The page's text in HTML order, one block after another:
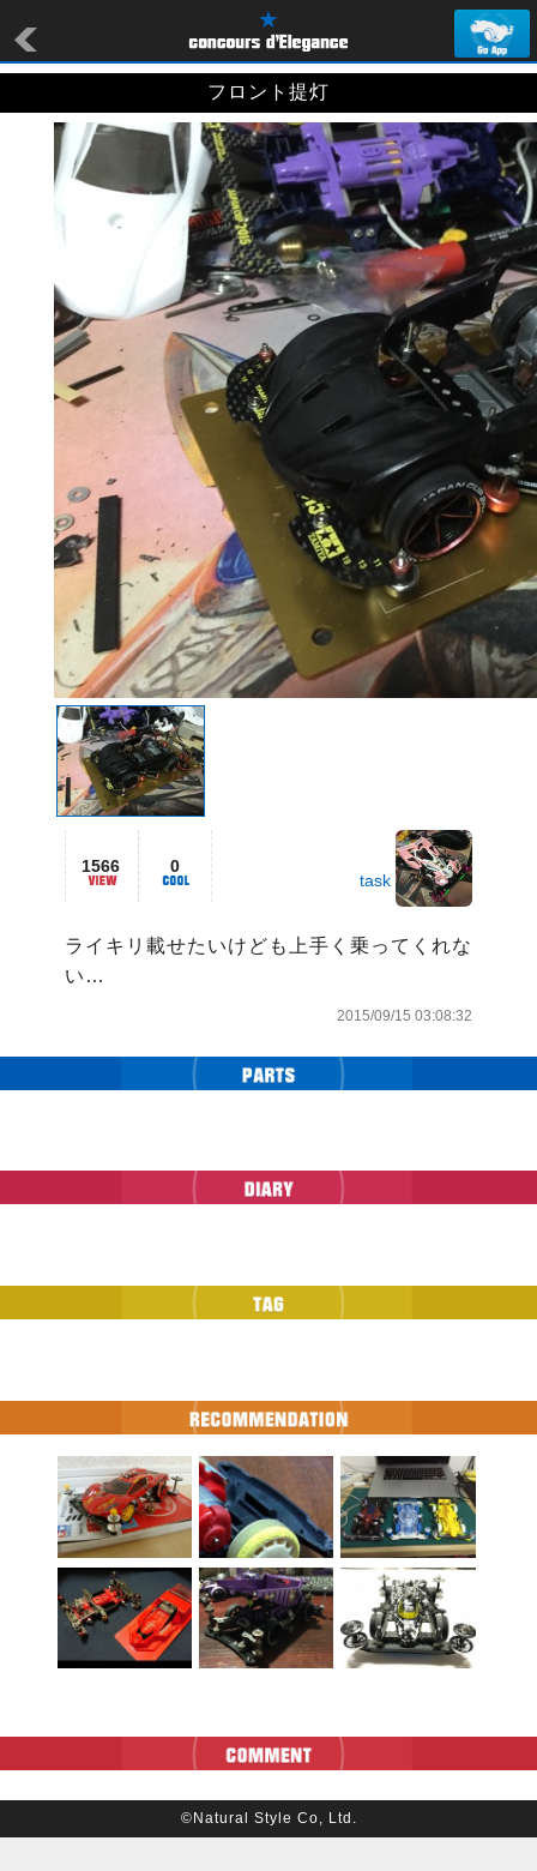
フロント提灯
1566 0
task
ライキリ載せたいけども上手く乗ってくれな
い…
2015/09/15 03:08:32
©Natural Style Co, Ltd.